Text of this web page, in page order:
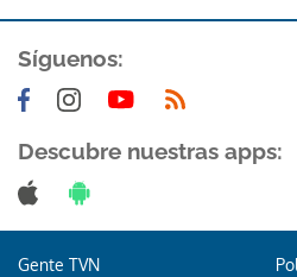
Síguenos:
Descubre nuestras apps:
Gente TVN